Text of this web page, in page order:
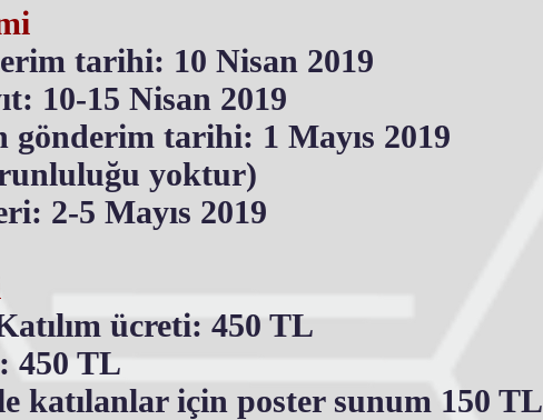
tarihi: 10 Nisan 2019
10-15 Nisan 2019
gönderim tarihi: 1 Mayıs 2019
yoktur)
2-5 Mayıs 2019
ücreti: 450 TL
450 TL
katılanlar için poster sunum 150 TL